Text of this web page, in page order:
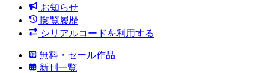
お知らせ
閲覧履歴
シリアルコードを利用する
無料・セール作品
新刊一覧